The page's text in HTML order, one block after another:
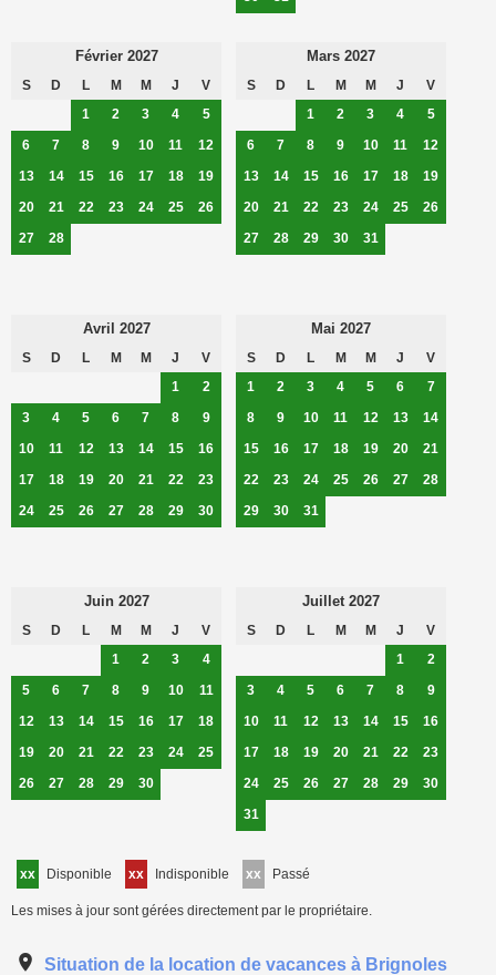
Février 2027
S D L M M J
V
1
2 3 4
5
6
7 8 9 10 11
12
13
14 15 16 17 18
19
20
21 22 23 24 25
26
27
28
Mars 2027
S D L M M J
V
1
2 3 4
5
6
7 8 9 10 11
12
13
14 15 16 17 18
19
20
21 22 23 24 25
26
27
28 29 30 31
Avril 2027
S D L M M J
V
1
2
3
4 5 6 7 8
9
10
11 12 13 14 15
16
17
18 19 20 21 22
23
24
25 26 27 28 29 30
Mai 2027
S D L M M J
V
1
2 3 4 5 6
7
8
9 10 11 12 13
14
15
16 17 18 19 20
21
22
23 24 25 26 27
28
29
30 31
Juin 2027
S D L M M J
V
1
2 3
4
5
6 7 8 9 10
11
12
13 14 15 16 17
18
19
20 21 22 23 24
25
26
27 28 29 30
Juillet 2027
S D L M M J
V
1
2
3
4 5 6 7 8
9
10
11 12 13 14 15
16
17
18 19 20 21 22
23
24
25 26 27 28 29
30
31
xx Disponible xx Indisponible xx Passé
Les mises à jour sont gérées directement par le propriétaire.
Situation de la location de vacances à Brignoles